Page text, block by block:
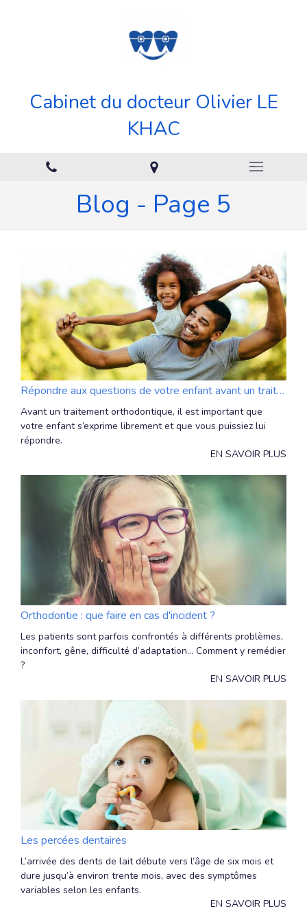
Cabinet du docteur Olivier LE
KHAC
Blog - Page 5
Répondre aux questions de votre enfant avant un traitement orthodontique
Avant un traitement orthodontique, il est important que
votre enfant s’exprime librement et que vous puissiez lui
répondre.
EN SAVOIR PLUS
Orthodontie : que faire en cas d'incident ?
Les patients sont parfois confrontés à différents problèmes,
inconfort, gêne, difficulté d’adaptation... Comment y remédier
?
EN SAVOIR PLUS
Les percées dentaires
L’arrivée des dents de lait débute vers l’âge de six mois et
dure jusqu’à environ trente mois, avec des symptômes
variables selon les enfants.
EN SAVOIR PLUS